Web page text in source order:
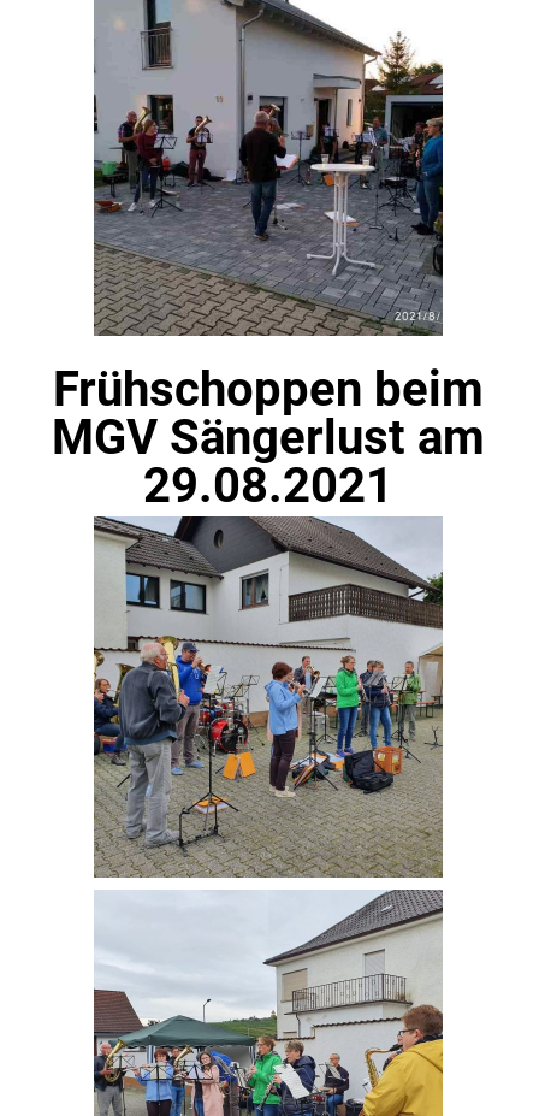
Frühschoppen beim
MGV Sängerlust am
29.08.2021